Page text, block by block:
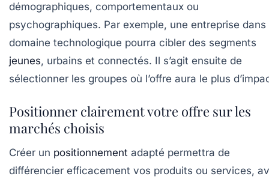
démographiques, comportementaux ou
psychographiques. Par exemple, une entreprise dans
domaine technologique pourra cibler des segments
jeunes, urbains et connectés. Il s’agit ensuite de
sélectionner les groupes où l’offre aura le plus
Positionner clairement votre offre sur les
marchés choisis
Créer un positionnement adapté permettra de
différencier efficacement vos produits ou services,